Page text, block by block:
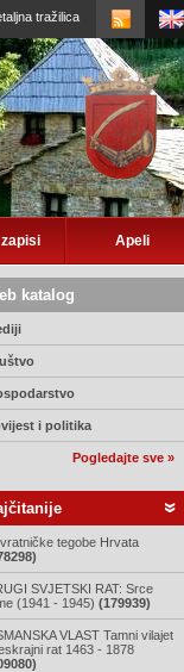
tražilica
Apeli
katalog
i politika
Pogledajte sve »
tegobe Hrvata
SVJETSKI RAT: Srce
(1941 - 1945) (179939)
VLAST Tamni vilajet
rat 1463 - 1878